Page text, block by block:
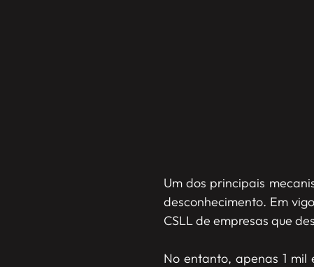
Um dos principais
desconhecimento. Em
CSLL de empresas que
No entanto, apenas 1